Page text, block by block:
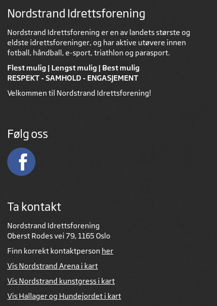
Nordstrand Idrettsforening
Nordstrand Idrettsforening er en av landets største og
eldste idrettsforeninger, og har aktive utøvere innen
fotball, håndball, e-sport, triathlon og parasport.
Flest mulig | Lengst mulig | Best mulig
RESPEKT - SAMHOLD - ENGASJEMENT
Velkommen til Nordstrand Idrettsforening!
Følg oss
Ta kontakt
Nordstrand Idrettsforening
Oberst Rodes vei 79, 1165 Oslo
Finn korrekt kontaktperson her
Vis Nordstrand Arena i kart
Vis Nordstrand kunstgress i kart
Vis Hallager og Hundejordet i kart